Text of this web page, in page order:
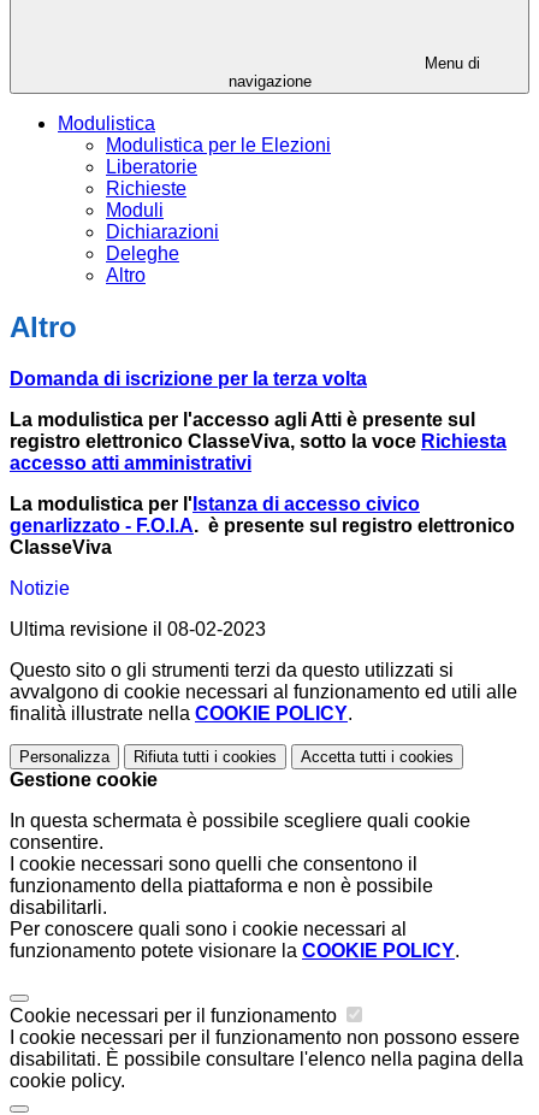
Menu di
navigazione
Modulistica
Modulistica per le Elezioni
Liberatorie
Richieste
Moduli
Dichiarazioni
Deleghe
Altro
Altro
Domanda di iscrizione per la terza volta
La modulistica per l'accesso agli Atti è presente sul
registro elettronico ClasseViva, sotto la voce Richiesta
accesso atti amministrativi
La modulistica per l' Istanza di accesso civico
genarlizzato - F.O.I.A. è presente sul registro elettronico
ClasseViva
Notizie
Ultima revisione il 08-02-2023
Questo sito o gli strumenti terzi da questo utilizzati si
avvalgono di cookie necessari al funzionamento ed utili alle
finalità illustrate nella COOKIE POLICY.
Personalizza Rifiuta tutti i cookies Accetta tutti i cookies
Gestione cookie
In questa schermata è possibile scegliere quali cookie
consentire.
I cookie necessari sono quelli che consentono il
funzionamento della piattaforma e non è possibile
disabilitarli.
Per conoscere quali sono i cookie necessari al
funzionamento potete visionare la COOKIE POLICY.
Cookie necessari per il funzionamento
I cookie necessari per il funzionamento non possono essere
disabilitati. È possibile consultare l'elenco nella pagina della
cookie policy.